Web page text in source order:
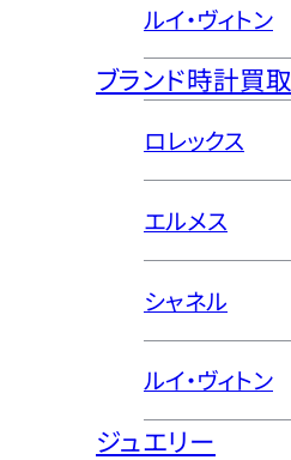
ルイ・ヴィトン
ブランド時計買取
ロレックス
エルメス
シャネル
ルイ・ヴィトン
ジュエリー